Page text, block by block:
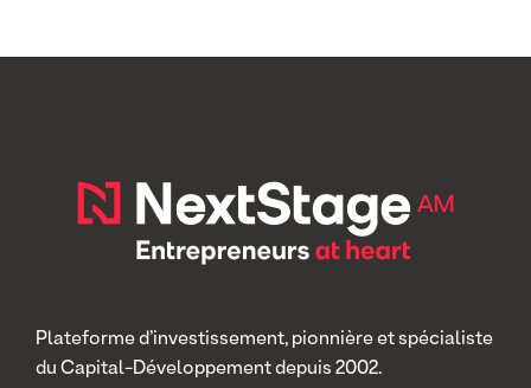
Plateforme d’investissement, pionnière et spécialiste
du Capital-Développement depuis 2002.